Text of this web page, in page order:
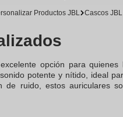
Productos JBL Cascos
opción para
potente y nítido, ideal
de ruido, estos auriculares
puedes crear unos